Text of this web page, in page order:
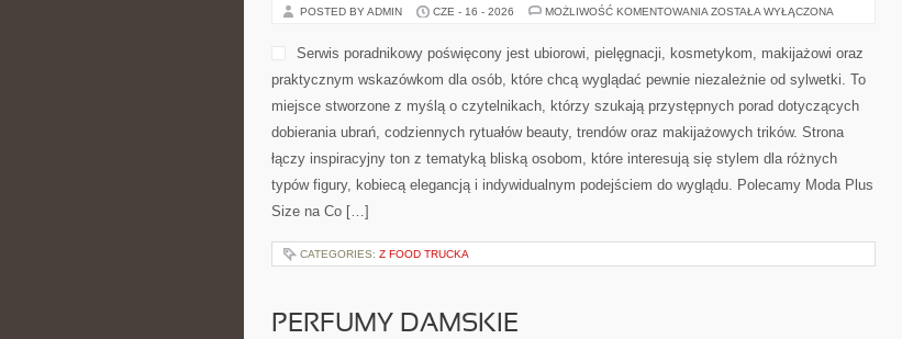
POSTED BY ADMIN CZE - 16 - 2026 MOŻLIWOŚĆ KOMENTOWANIA MAKIJAŻ
PLUS
SIZE
ZOSTAŁA WYŁĄCZONA
Serwis poradnikowy poświęcony jest ubiorowi, pielęgnacji, kosmetykom, makijażowi oraz
praktycznym wskazówkom dla osób, które chcą wyglądać pewnie niezależnie od sylwetki. To
miejsce stworzone z myślą o czytelnikach, którzy szukają przystępnych porad dotyczących
dobierania ubrań, codziennych rytuałów beauty, trendów oraz makijażowych trików. Strona
łączy inspiracyjny ton z tematyką bliską osobom, które interesują się stylem dla różnych
typów figury, kobiecą elegancją i indywidualnym podejściem do wyglądu. Polecamy Moda Plus
Size na Co […]
CATEGORIES: Z FOOD TRUCKA
PERFUMY DAMSKIE